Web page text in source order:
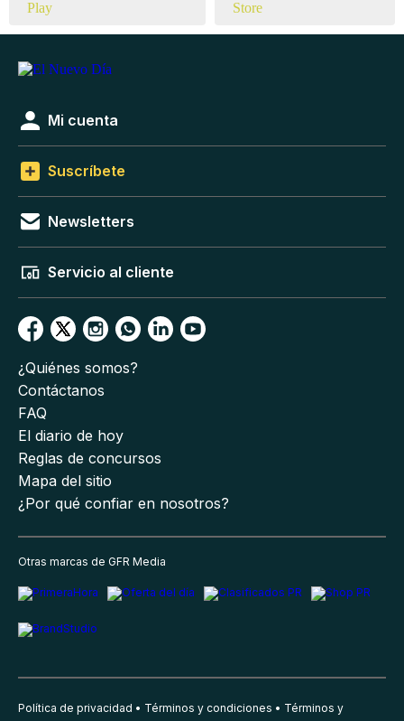
Mi cuenta
Suscríbete
Newsletters
Servicio al cliente
¿Quiénes somos?
Contáctanos
FAQ
El diario de hoy
Reglas de concursos
Mapa del sitio
¿Por qué confiar en nosotros?
Otras marcas de GFR Media
Política de privacidad Términos y condiciones Términos y